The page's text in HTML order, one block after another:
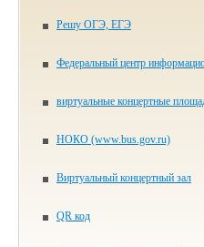
Решу ОГЭ, ЕГЭ
Федеральный центр
виртуальные концертные
НОКО (www.bus.gov.ru)
Виртуальный концертный зал
QR код